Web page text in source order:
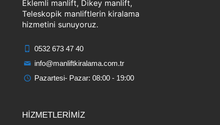
Eklemli manlift, Dikey manlift,
Teleskopik manliftlerin kiralama
hizmetini sunuyoruz.
0532 673 47 40
info@manliftkiralama.com.tr
Pazartesi- Pazar: 08:00 - 19:00
HİZMETLERİMİZ